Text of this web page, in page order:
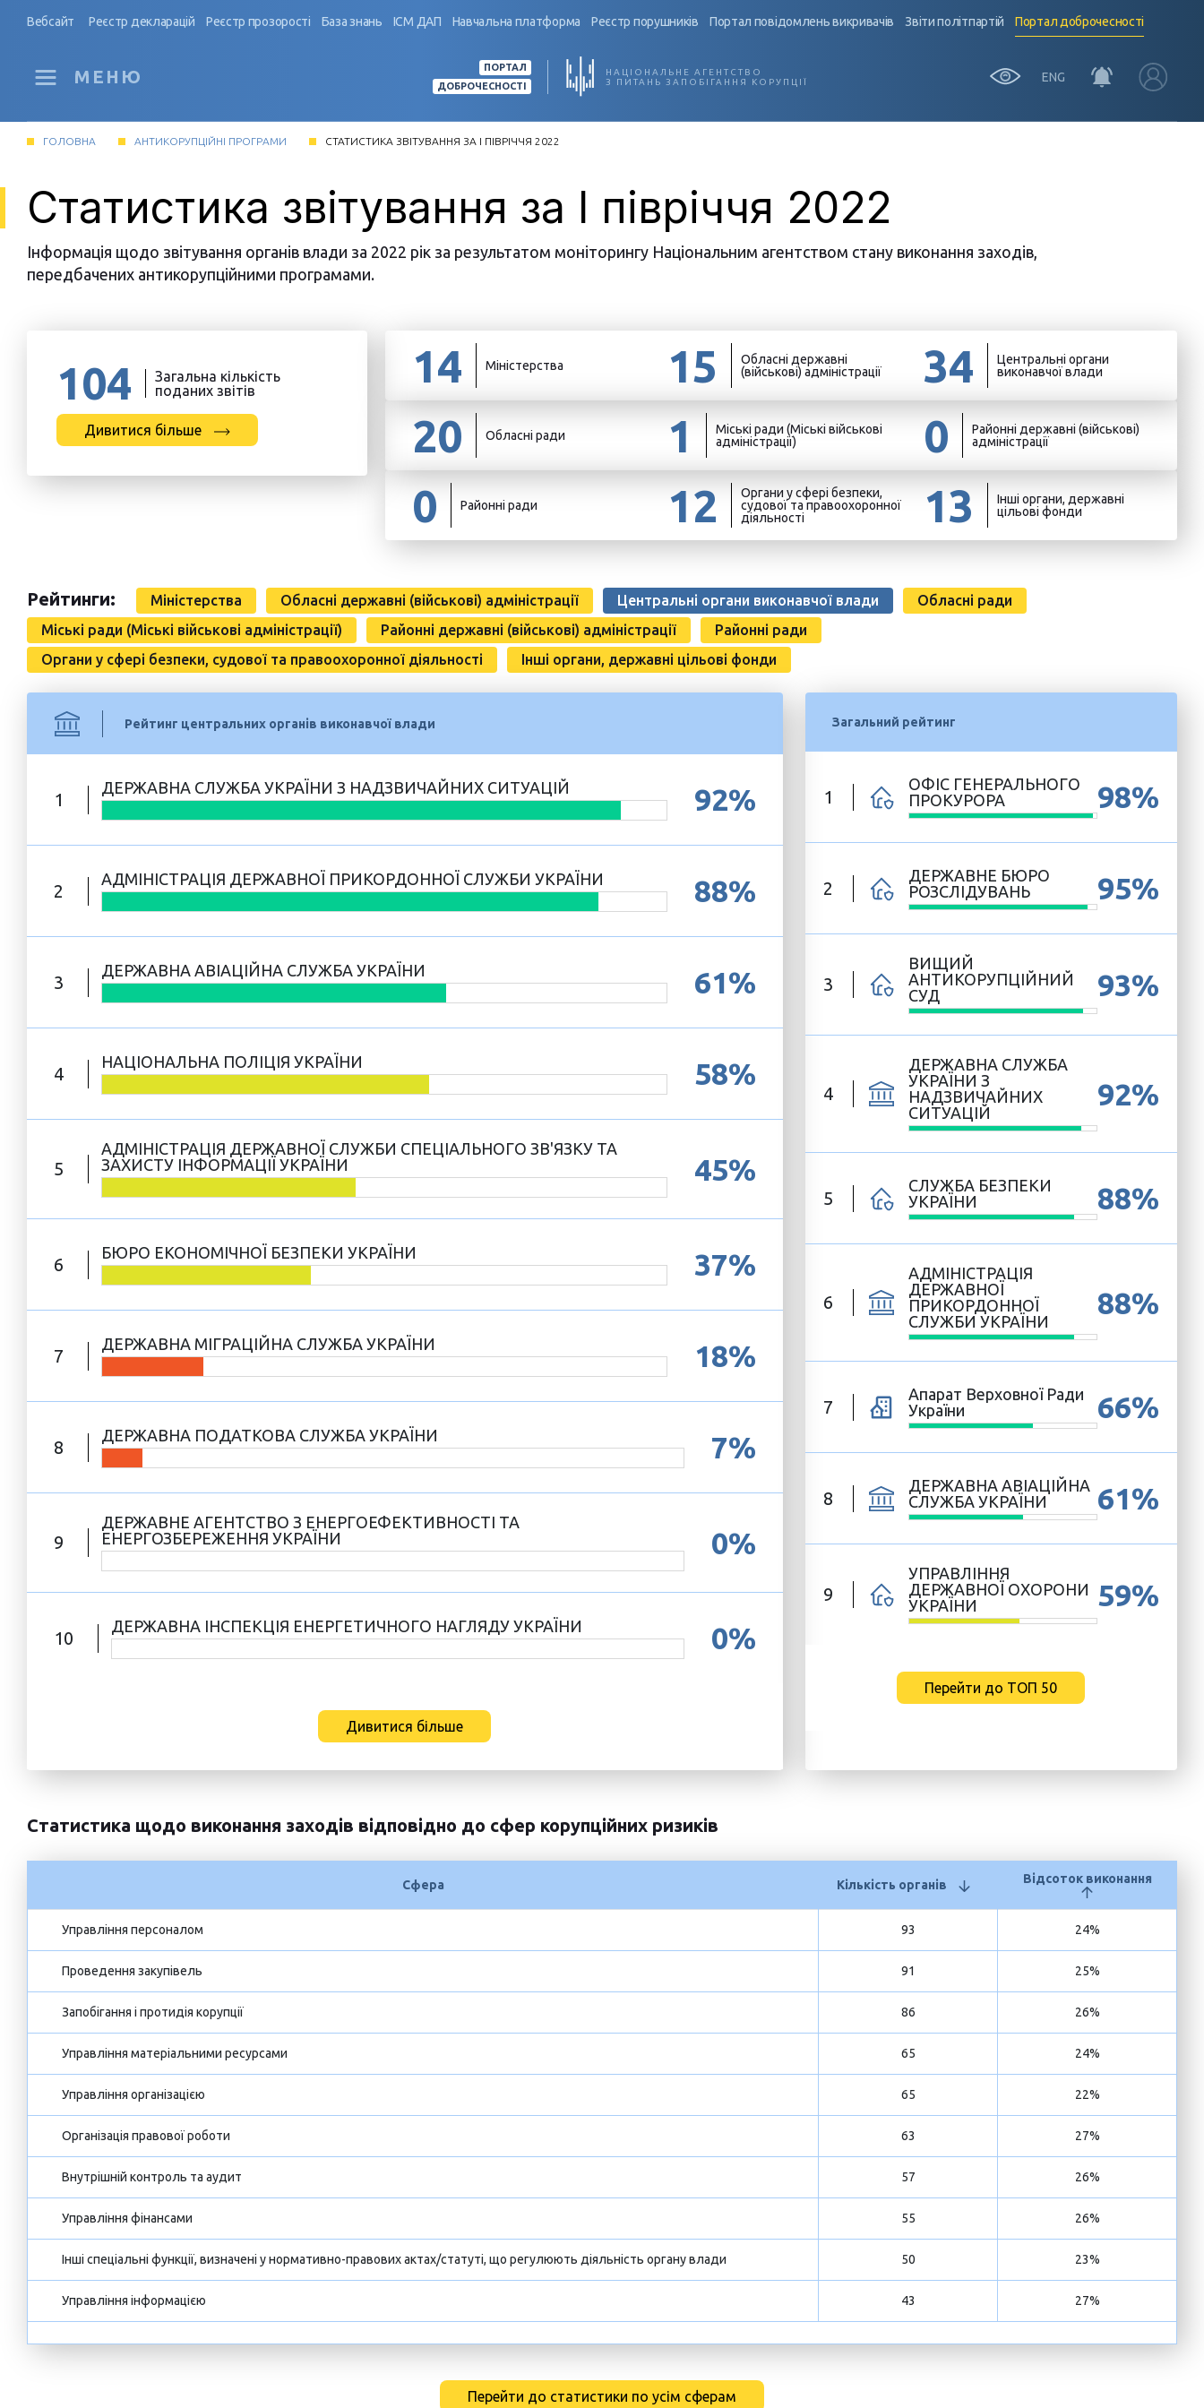
Вебсайт Реєстр декларацій Реєстр прозорості База знань ІСМ ДАП Навчальна платформа Реєстр порушників Портал повідомлень викривачів Звіти політпартій Портал доброчесності
МЕНЮ
ПОРТАЛ
ДОБРОЧЕСНОСТІ
НАЦІОНАЛЬНЕ АГЕНТСТВО
З ПИТАНЬ ЗАПОБІГАННЯ КОРУПЦІЇ
ENG
ГОЛОВНА АНТИКОРУПЦІЙНІ ПРОГРАМИ СТАТИСТИКА ЗВІТУВАННЯ ЗА I ПІВРІЧЧЯ 2022
Статистика звітування за I півріччя 2022
Інформація щодо звітування органів влади за 2022 рік за результатом моніторингу Національним агентством стану виконання заходів,
передбачених антикорупційними програмами.
104
Загальна кількість
поданих звітів
Дивитися більше
14 Міністерства 15
Обласні державні
(військові) адміністрації
34
Центральні органи
виконавчої влади
20 Обласні ради 1
Міські ради (Міські військові
адміністрації)
0
Районні державні (військові)
адміністрації
0 Районні ради 12
Органи у сфері безпеки,
судової та правоохоронної
діяльності
13
Інші органи, державні
цільові фонди
Рейтинги: Міністерства Обласні державні (військові) адміністрації Центральні органи виконавчої влади
Обласні ради
Міські ради (Міські військові адміністрації)
Районні державні (військові) адміністрації
Районні ради
Органи у сфері безпеки, судової та правоохоронної діяльності
Інші органи, державні цільові фонди
Рейтинг центральних органів виконавчої влади
1
ДЕРЖАВНА СЛУЖБА УКРАЇНИ З НАДЗВИЧАЙНИХ СИТУАЦІЙ 92%
2
АДМІНІСТРАЦІЯ ДЕРЖАВНОЇ ПРИКОРДОННОЇ СЛУЖБИ УКРАЇНИ 88%
3
ДЕРЖАВНА АВІАЦІЙНА СЛУЖБА УКРАЇНИ 61%
4
НАЦІОНАЛЬНА ПОЛІЦІЯ УКРАЇНИ 58%
5
АДМІНІСТРАЦІЯ ДЕРЖАВНОЇ СЛУЖБИ СПЕЦІАЛЬНОГО ЗВ'ЯЗКУ ТА
ЗАХИСТУ ІНФОРМАЦІЇ УКРАЇНИ
45%
6
БЮРО ЕКОНОМІЧНОЇ БЕЗПЕКИ УКРАЇНИ 37%
7
ДЕРЖАВНА МІГРАЦІЙНА СЛУЖБА УКРАЇНИ 18%
8
ДЕРЖАВНА ПОДАТКОВА СЛУЖБА УКРАЇНИ 7%
9
ДЕРЖАВНЕ АГЕНТСТВО З ЕНЕРГОЕФЕКТИВНОСТІ ТА
ЕНЕРГОЗБЕРЕЖЕННЯ УКРАЇНИ
0%
10
ДЕРЖАВНА ІНСПЕКЦІЯ ЕНЕРГЕТИЧНОГО НАГЛЯДУ УКРАЇНИ 0%
Дивитися більше
Загальний рейтинг
1
ОФІС ГЕНЕРАЛЬНОГО
ПРОКУРОРА
98%
2
ДЕРЖАВНЕ БЮРО
РОЗСЛІДУВАНЬ
95%
3
ВИЩИЙ
АНТИКОРУПЦІЙНИЙ
СУД
93%
4
ДЕРЖАВНА СЛУЖБА
УКРАЇНИ З
НАДЗВИЧАЙНИХ
СИТУАЦІЙ
92%
5
СЛУЖБА БЕЗПЕКИ
УКРАЇНИ
88%
6
АДМІНІСТРАЦІЯ
ДЕРЖАВНОЇ
ПРИКОРДОННОЇ
СЛУЖБИ УКРАЇНИ
88%
7
Апарат Верховної Ради
України
66%
8
ДЕРЖАВНА АВІАЦІЙНА
СЛУЖБА УКРАЇНИ
61%
9
УПРАВЛІННЯ
ДЕРЖАВНОЇ ОХОРОНИ
УКРАЇНИ
59%
Перейти до ТОП 50
Статистика щодо виконання заходів відповідно до сфер корупційних ризиків
Сфера Кількість органів Відсоток виконання
Управління персоналом 93 24%
Проведення закупівель 91 25%
Запобігання і протидія корупції 86 26%
Управління матеріальними ресурсами 65 24%
Управління організацією 65 22%
Організація правової роботи 63 27%
Внутрішній контроль та аудит 57 26%
Управління фінансами 55 26%
Інші спеціальні функції, визначені у нормативно-правових актах/статуті, що регулюють діяльність органу влади 50 23%
Управління інформацією 43 27%
Перейти до статистики по усім сферам